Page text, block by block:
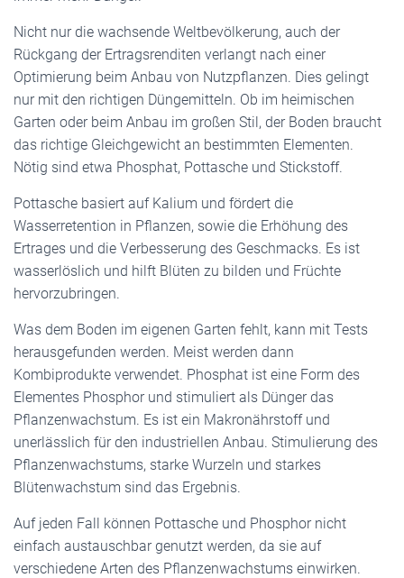
Nicht nur die wachsende Weltbevölkerung, auch der
Rückgang der Ertragsrenditen verlangt nach einer
Optimierung beim Anbau von Nutzpflanzen. Dies gelingt
nur mit den richtigen Düngemitteln. Ob im heimischen
Garten oder beim Anbau im großen Stil, der Boden braucht
das richtige Gleichgewicht an bestimmten Elementen.
Nötig sind etwa Phosphat, Pottasche und Stickstoff.
Pottasche basiert auf Kalium und fördert die
Wasserretention in Pflanzen, sowie die Erhöhung des
Ertrages und die Verbesserung des Geschmacks. Es ist
wasserlöslich und hilft Blüten zu bilden und Früchte
hervorzubringen.
Was dem Boden im eigenen Garten fehlt, kann mit Tests
herausgefunden werden. Meist werden dann
Kombiprodukte verwendet. Phosphat ist eine Form des
Elementes Phosphor und stimuliert als Dünger das
Pflanzenwachstum. Es ist ein Makronährstoff und
unerlässlich für den industriellen Anbau. Stimulierung des
Pflanzenwachstums, starke Wurzeln und starkes
Blütenwachstum sind das Ergebnis.
Auf jeden Fall können Pottasche und Phosphor nicht
einfach austauschbar genutzt werden, da sie auf
verschiedene Arten des Pflanzenwachstums einwirken.